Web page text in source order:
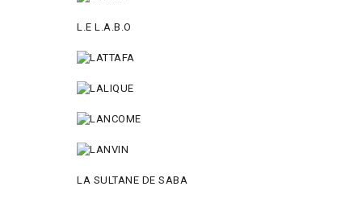
L.E L.A.B.O
LA SULTANE DE SABA